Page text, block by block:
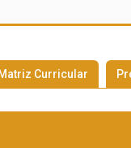
Curricular